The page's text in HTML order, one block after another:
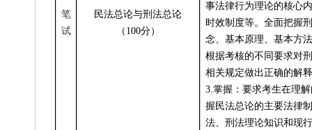
笔
试
民法总论与刑法总论
（100分）
事法律行为理论的核心
时效制度等。全面把握
念、基本原理、基本方
根据考核的不同要求对
相关规定做出正确的解
3.掌握：要求考生在理
握民法总论的主要法律
法、刑法理论知识和现